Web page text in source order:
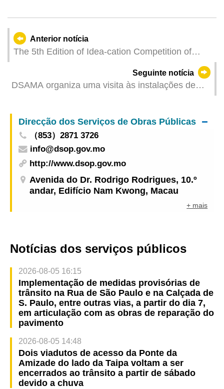
Anterior notícia
The 5th Edition of Idea-cation Competition of
Seguinte notícia
DSAMA organiza uma visita às instalações de
Consultivo de Serviços Comunitários das Ilhas
Direcção dos Serviços de Obras Públicas
（853）2871 3726
info@dsop.gov.mo
http://www.dsop.gov.mo
Avenida do Dr. Rodrigo Rodrigues, 10.º
andar, Edifício Nam Kwong, Macau
+ mais
Notícias dos serviços públicos
2026-08-05 16:15
Implementação de medidas provisórias de
trânsito na Rua de São Paulo e na Calçada de
S. Paulo, entre outras vias, a partir do dia 7,
em articulação com as obras de reparação do
pavimento
2026-08-05 14:48
Dois viadutos de acesso da Ponte da
Amizade do lado da Taipa voltam a ser
encerrados ao trânsito a partir de sábado
devido a chuva